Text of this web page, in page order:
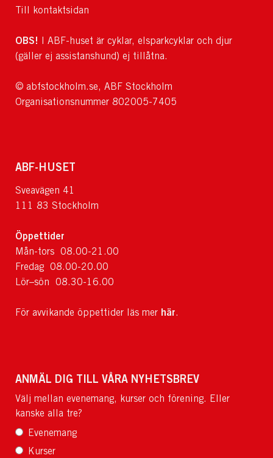
Till kontaktsidan
OBS! I ABF-huset är cyklar, elsparkcyklar och djur
(gäller ej assistanshund) ej tillåtna.
© abfstockholm.se, ABF Stockholm
Organisationsnummer 802005-7405
ABF-HUSET
Sveavägen 41
111 83 Stockholm
Öppettider
Mån-tors 08.00-21.00
Fredag 08.00-20.00
Lör–sön 08.30-16.00
För avvikande öppettider läs mer här.
ANMÄL DIG TILL VÅRA NYHETSBREV
Välj mellan evenemang, kurser och förening. Eller
kanske alla tre?
Evenemang
Kurser